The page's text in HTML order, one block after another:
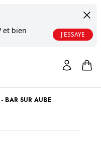
et bien
J'ESSAYE
BAR SUR AUBE